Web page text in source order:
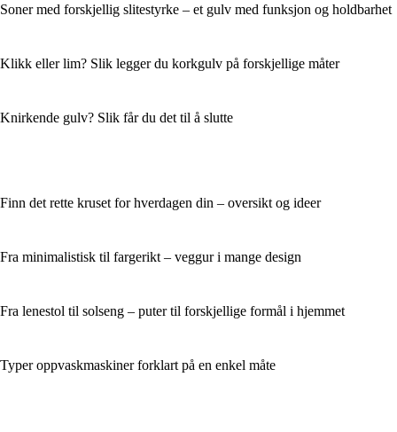
Soner med forskjellig slitestyrke – et gulv med funksjon og holdbarhet
Klikk eller lim? Slik legger du korkgulv på forskjellige måter
Knirkende gulv? Slik får du det til å slutte
Finn det rette kruset for hverdagen din – oversikt og ideer
Fra minimalistisk til fargerikt – veggur i mange design
Fra lenestol til solseng – puter til forskjellige formål i hjemmet
Typer oppvaskmaskiner forklart på en enkel måte